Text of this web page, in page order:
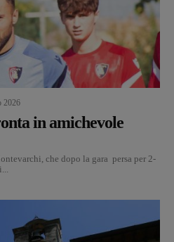
2026
in amichevole
che dopo la gara persa per 2-